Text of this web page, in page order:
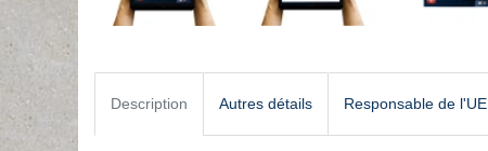
Description Autres détails Responsable de l'UE